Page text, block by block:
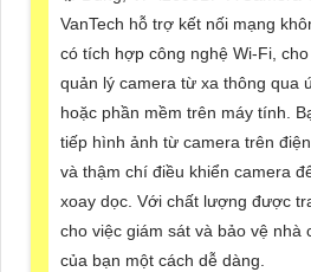
VanTech hỗ trợ kết nối mạng
có tích hợp công nghệ Wi-Fi,
quản lý camera từ xa thông qua
hoặc phần mềm trên máy tính.
tiếp hình ảnh từ camera trên
và thậm chí điều khiển camera
xoay dọc. Với chất lượng được
cho việc giám sát và bảo vệ nhà
của bạn một cách dễ dàng.